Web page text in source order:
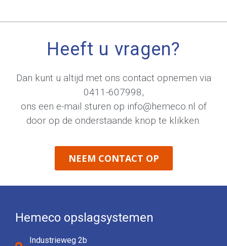
Heeft u vragen?
Dan kunt u altijd met ons contact opnemen via
0411-607998,
ons een e-mail sturen op info@hemeco.nl of
door op de onderstaande knop te klikken.
NEEM CONTACT OP
Hemeco opslagsystemen
Industrieweg 2b